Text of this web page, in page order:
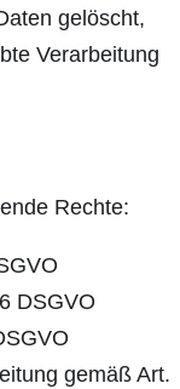
gelöscht,
Verarbeitung
Rechte:
DSGVO
gemäß Art.